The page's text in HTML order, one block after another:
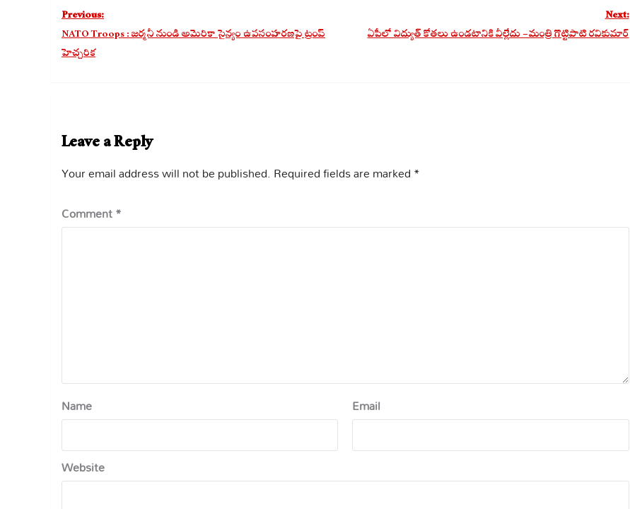
Post
navigation
Previous:
NATO Troops : జర్మనీ నుండి అమెరికా సైన్యం ఉపసంహరణపై ట్రంప్
హెచ్చరిక
Next:
ఏపీలో విద్యుత్ కోతలు ఉండటానికి వీల్లేదు – మంత్రి గొట్టిపాటి రవికుమార్
Leave a Reply
Your email address will not be published. Required fields are marked*
Comment*
Name Email
Website